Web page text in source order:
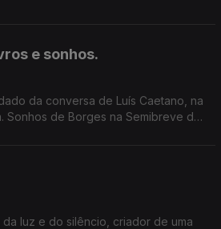
e sonhos.
da conversa de Luís Caetano, na
Sonhos de Borges na Semibreve de
luz e do silêncio, criador de uma